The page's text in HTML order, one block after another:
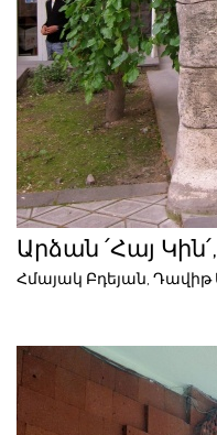
Արձան ՛Հայ
Հմայակ Բդեյան, Դավիթ